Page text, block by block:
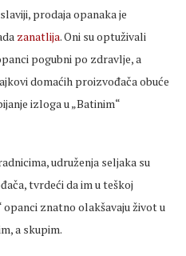
prodaja opanaka je
zanatlija. Oni su optuživali
pogubni po zdravlje, a
domaćih proizvođača obuće
izloga u „Batinim“
udruženja seljaka su
tvrdeći da im u teškoj
znatno olakšavaju život u
a skupim.